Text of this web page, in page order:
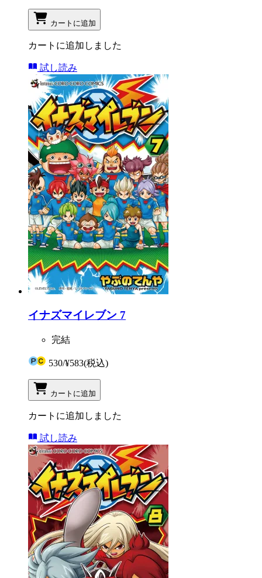
カートに追加
カートに追加しました
試し読み
イナズマイレブン 7
完結
530/¥583(税込)
カートに追加
カートに追加しました
試し読み